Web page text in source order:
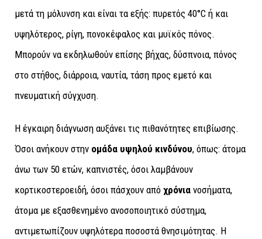
μετά τη μόλυνση και είναι τα εξής: πυρετός 40°C ή και
υψηλότερος, ρίγη, πονοκέφαλος και μυϊκός πόνος.
Μπορούν να εκδηλωθούν επίσης βήχας, δύσπνοια, πόνος
στο στήθος, διάρροια, ναυτία, τάση προς εμετό και
πνευματική σύγχυση.
Η έγκαιρη διάγνωση αυξάνει τις πιθανότητες επιβίωσης.
Όσοι ανήκουν στην ομάδα υψηλού κινδύνου, όπως: άτομα
άνω των 50 ετών, καπνιστές, όσοι λαμβάνουν
κορτικοστεροειδή, όσοι πάσχουν από χρόνια νοσήματα,
άτομα με εξασθενημένο ανοσοποιητικό σύστημα,
αντιμετωπίζουν υψηλότερα ποσοστά θνησιμότητας. Η